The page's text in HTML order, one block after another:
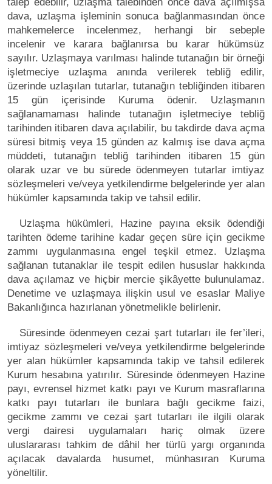
dava, uzlaşma işleminin sonuca bağlanmasından önce
mahkemelerce incelenmez, herhangi bir sebeple
incelenir ve karara bağlanırsa bu karar hükümsüz
sayılır. Uzlaşmaya varılması halinde tutanağın bir örneği
işletmeciye uzlaşma anında verilerek tebliğ edilir,
üzerinde uzlaşılan tutarlar, tutanağın tebliğinden itibaren
15 gün içerisinde Kuruma ödenir. Uzlaşmanın
sağlanamaması halinde tutanağın işletmeciye tebliğ
tarihinden itibaren dava açılabilir, bu takdirde dava açma
süresi bitmiş veya 15 günden az kalmış ise dava açma
müddeti, tutanağın tebliğ tarihinden itibaren 15 gün
olarak uzar ve bu sürede ödenmeyen tutarlar imtiyaz
sözleşmeleri ve/veya yetkilendirme belgelerinde yer alan
hükümler kapsamında takip ve tahsil edilir.
Uzlaşma hükümleri, Hazine payına eksik ödendiği
tarihten ödeme tarihine kadar geçen süre için gecikme
zammı uygulanmasına engel teşkil etmez. Uzlaşma
sağlanan tutanaklar ile tespit edilen hususlar hakkında
dava açılamaz ve hiçbir mercie şikâyette bulunulamaz.
Denetime ve uzlaşmaya ilişkin usul ve esaslar Maliye
Bakanlığınca hazırlanan yönetmelikle belirlenir.
Süresinde ödenmeyen cezai şart tutarları ile fer’ileri,
imtiyaz sözleşmeleri ve/veya yetkilendirme belgelerinde
yer alan hükümler kapsamında takip ve tahsil edilerek
Kurum hesabına yatırılır. Süresinde ödenmeyen Hazine
payı, evrensel hizmet katkı payı ve Kurum masraflarına
katkı payı tutarları ile bunlara bağlı gecikme faizi,
gecikme zammı ve cezai şart tutarları ile ilgili olarak
vergi dairesi uygulamaları hariç olmak üzere
uluslararası tahkim de dâhil her türlü yargı organında
açılacak davalarda husumet, münhasıran Kuruma
yöneltilir.